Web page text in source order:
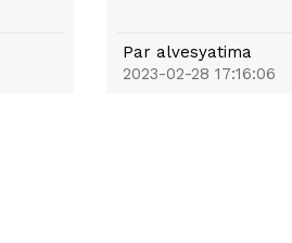
Paralvesyatima
2023-02-28 17:16:06